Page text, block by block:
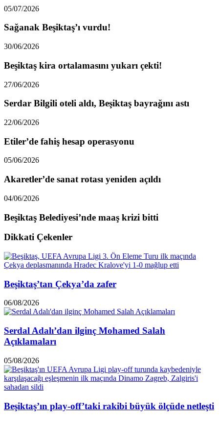
05/07/2026
Sağanak Beşiktaş’ı vurdu!
30/06/2026
Beşiktaş kira ortalamasını yukarı çekti!
27/06/2026
Serdar Bilgili oteli aldı, Beşiktaş bayrağını astı
22/06/2026
Etiler’de fahiş hesap operasyonu
05/06/2026
Akaretler’de sanat rotası yeniden açıldı
04/06/2026
Beşiktaş Belediyesi’nde maaş krizi bitti
Dikkati Çekenler
Beşiktaş’tan Çekya’da zafer
06/08/2026
Serdal Adalı’dan ilginç Mohamed Salah
Açıklamaları
05/08/2026
Beşiktaş’ın play-off’taki rakibi büyük ölçüde netleşti